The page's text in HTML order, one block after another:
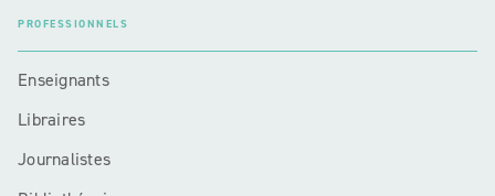
PROFESSIONNELS
Enseignants
Libraires
Journalistes